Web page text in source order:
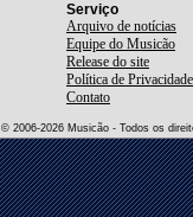
Serviço
Arquivo de notícias
Equipe do Musicão
Release do site
Política de Privacidade
Contato
© 2006-2026 Musicão - Todos os